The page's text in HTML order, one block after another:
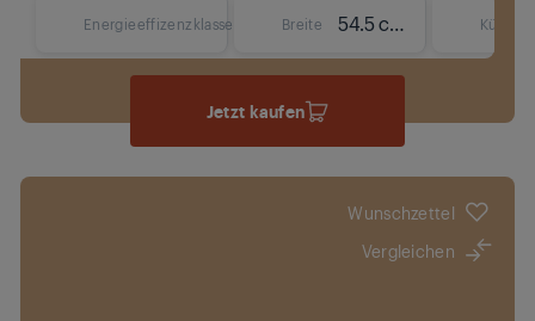
Energieeffizenzklasse Breite 54.5 cm
Jetzt kaufen
Wunschzettel
Vergleichen